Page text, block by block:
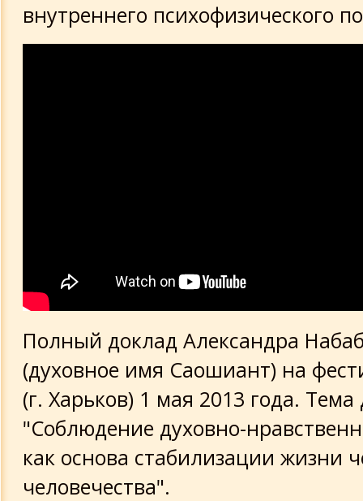
внутреннего психофизического
Полный доклад Александра
(духовное имя Саошиант) на
(г. Харьков) 1 мая 2013 года. Тема
"Соблюдение духовно-
как основа стабилизации жизни
человечества".